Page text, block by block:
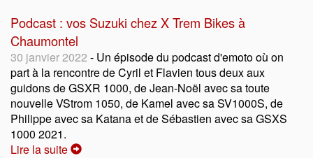
Podcast : vos Suzuki chez X Trem Bikes à
Chaumontel
30 janvier 2022 - Un épisode du podcast d'emoto où on
part à la rencontre de Cyril et Flavien tous deux aux
guidons de GSXR 1000, de Jean-Noël avec sa toute
nouvelle VStrom 1050, de Kamel avec sa SV1000S, de
Philippe avec sa Katana et de Sébastien avec sa GSXS
1000 2021.
Lire la suite